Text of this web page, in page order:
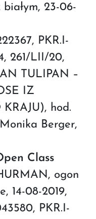
23-06-
PKR.I-
261/LII/20,
TULIPAN –
IZ
hod.
Berger,
Class
ogon
14-08-2019,
PKR.I-